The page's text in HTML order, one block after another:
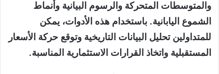
والمتوسطات المتحركة والرسوم البيانية وأنماط
الشموع اليابانية. باستخدام هذه الأدوات، يمكن
للمتداولين تحليل البيانات التاريخية وتوقع حركة الأسعار
المستقبلية واتخاذ القرارات الاستثمارية المناسبة.